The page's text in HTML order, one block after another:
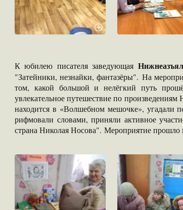
К юбилею писателя заведующая
"Затейники, незнайки, фантазёры". На
том, какой большой и нелёгкий путь
увлекательное путешествие по
находится в «Волшебном мешочке», угадали
рифмовали словами, приняли активное
страна Николая Носова". Мероприятие прошло